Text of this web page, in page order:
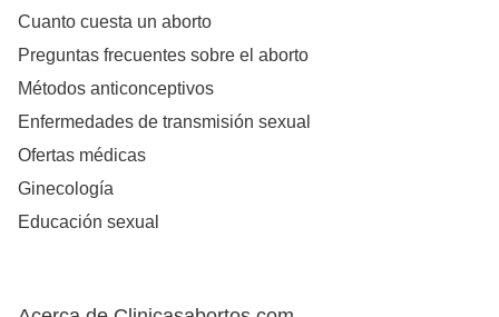
Cuanto cuesta un aborto
Preguntas frecuentes sobre el aborto
Métodos anticonceptivos
Enfermedades de transmisión sexual
Ofertas médicas
Ginecología
Educación sexual